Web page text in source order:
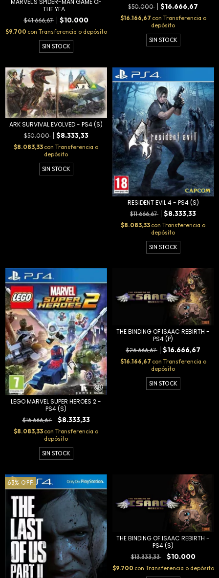
THE YEA...
$41.666,67 $10.000
$9.700 con Transferencia o depósito
SIN STOCK
$50.000 $16.666,67
$16.166,67 con Transferencia o
depósito
SIN STOCK
ARK SURVIVAL EVOLVED - PS4 (S)
$50.000 $8.333,33
$8.083,33 con Transferencia o
depósito
SIN STOCK
RESIDENT EVIL 4 - PS4 (S)
$11.666,67 $8.333,33
$8.083,33 con Transferencia o
depósito
SIN STOCK
LEGO MARVEL SUPER HEROES 2 -
PS4 (S)
$16.666,67 $8.333,33
$8.083,33 con Transferencia o
depósito
SIN STOCK
THE BINDING OF ISAAC REBIRTH -
PS4 (P)
$26.666,67 $16.666,67
$16.166,67 con Transferencia o
depósito
SIN STOCK
63% OFF
THE BINDING OF ISAAC REBIRTH -
PS4 (S)
$13.333,33 $10.000
$9.700 con Transferencia o depósito